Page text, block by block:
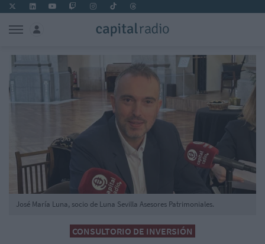
CONSULTORIO DE INVERSIÓN
José María Luna, socio de Luna Sevilla Asesores Patrimoniales.